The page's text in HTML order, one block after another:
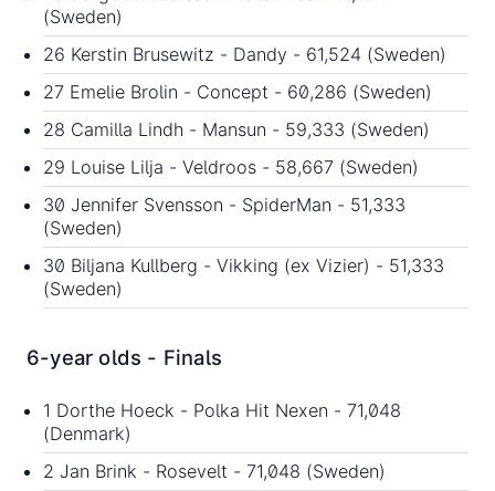
(Sweden)
26 Kerstin Brusewitz - Dandy - 61,524 (Sweden)
27 Emelie Brolin - Concept - 60,286 (Sweden)
28 Camilla Lindh - Mansun - 59,333 (Sweden)
29 Louise Lilja - Veldroos - 58,667 (Sweden)
30 Jennifer Svensson - SpiderMan - 51,333
(Sweden)
30 Biljana Kullberg - Vikking (ex Vizier) - 51,333
(Sweden)
6-year olds - Finals
1 Dorthe Hoeck - Polka Hit Nexen - 71,048
(Denmark)
2 Jan Brink - Rosevelt - 71,048 (Sweden)